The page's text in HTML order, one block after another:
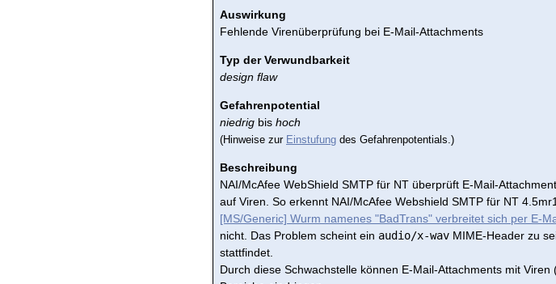
Auswirkung
Fehlende Virenüberprüfung bei E-Mail-Attachments
Typ der Verwundbarkeit
design flaw
Gefahrenpotential
niedrig bis hoch
(Hinweise zur Einstufung des Gefahrenpotentials.)
Beschreibung
NAI/McAfee WebShield SMTP für NT überprüft E-Mail-
auf Viren. So erkennt NAI/McAfee Webshield SMTP für NT
[MS/Generic] Wurm namenes "BadTrans" verbreitet sich per E-
nicht. Das Problem scheint ein audio/x-wav MIME-Header zu
stattfindet.
Durch diese Schwachstelle können E-Mail-Attachments mit